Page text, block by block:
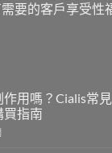
要的客戶享受性
作用嗎？Cialis常
買指南